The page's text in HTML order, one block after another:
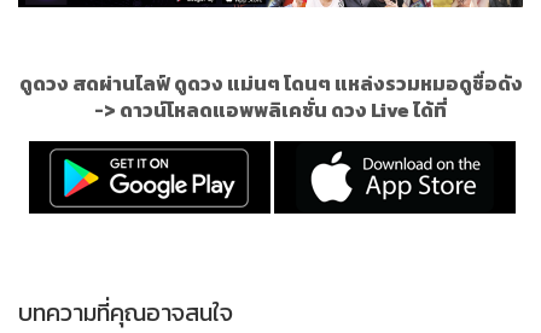
ดูดวง สดผ่านไลฟ์ ดูดวง แม่นๆ โดนๆ แหล่งรวมหมอดูชื่อดัง
-> ดาวน์โหลดแอพพลิเคชั่น ดวง Live ได้ที่
บทความที่คุณอาจสนใจ